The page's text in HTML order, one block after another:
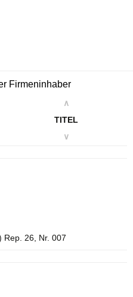
Firmeninhaber
∧
TITEL
∨
Rep. 26, Nr. 007